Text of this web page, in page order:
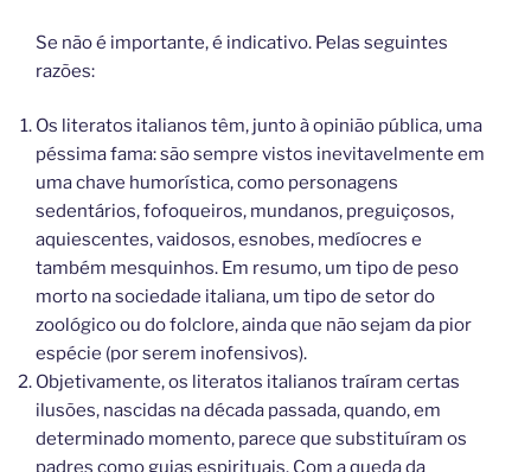
Se não é importante, é indicativo. Pelas seguintes
razões:
Os literatos italianos têm, junto à opinião pública, uma
péssima fama: são sempre vistos inevitavelmente em
uma chave humorística, como personagens
sedentários, fofoqueiros, mundanos, preguiçosos,
aquiescentes, vaidosos, esnobes, medíocres e
também mesquinhos. Em resumo, um tipo de peso
morto na sociedade italiana, um tipo de setor do
zoológico ou do folclore, ainda que não sejam da pior
espécie (por serem inofensivos).
Objetivamente, os literatos italianos traíram certas
ilusões, nascidas na década passada, quando, em
determinado momento, parece que substituíram os
padres como guias espirituais. Com a queda da